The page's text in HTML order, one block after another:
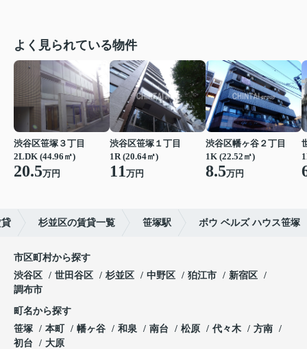
よく見られている物件
渋谷区笹塚３丁目
2LDK (44.96㎡)
20.5万円
渋谷区笹塚１丁目
1R (20.64㎡)
11万円
渋谷区幡ヶ谷２丁目
1K (22.52㎡)
8.5万円
杉並区の賃貸一覧 笹塚駅 ボウ ベルズ ハウス笹塚
市区町村から探す
渋谷区
世田谷区 杉並区 中野区 狛江市
新宿区
調布市
町名から探す
笹塚
本町 幡ヶ谷 和泉 南台 松原 代々木
方南
初台
大原